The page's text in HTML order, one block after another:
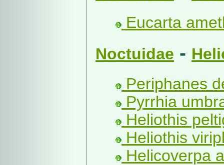
Eucarta
Noctuidae -
Periphanes
Pyrrhia
Heliothis
Heliothis
Helicoverpa